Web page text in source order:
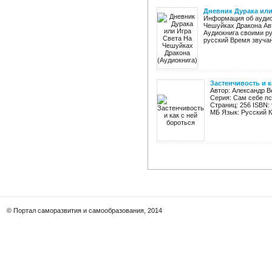
Дневник Дурака
Информация об
Чешуйках Дракона
Аудиокнига своими
русский Время
Застенчивость и
Автор: Александр
Серия: Сам себе
Страниц: 256
МБ Язык: Русский
© Портал саморазвития и самообразования, 2014